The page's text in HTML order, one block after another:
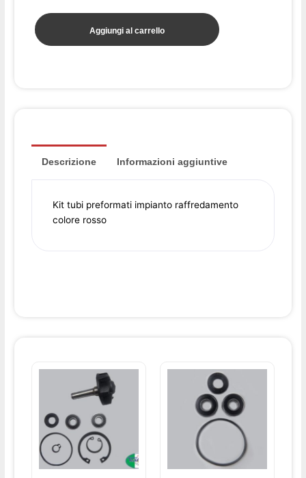
preformati
colore
rosso
Aggiungi al carrello
Descrizione Informazioni aggiuntive
Kit tubi preformati impianto raffredamento
colore rosso